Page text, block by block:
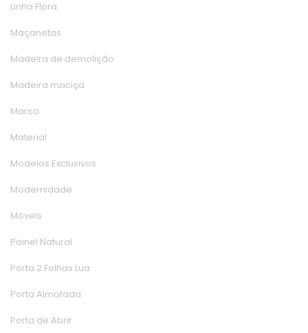
Linha Flora
Maçaneta
Madeira de demolição
Madeira maciça
Marco
Material
Modelos Exclusivo
Modernidade
Móvei
Painel Natural
Porta 2 Folhas Lua
Porta Almofada
Porta de Abrir